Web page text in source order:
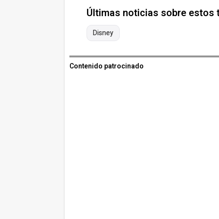
Últimas noticias sobre estos
Disney
Contenido patrocinado